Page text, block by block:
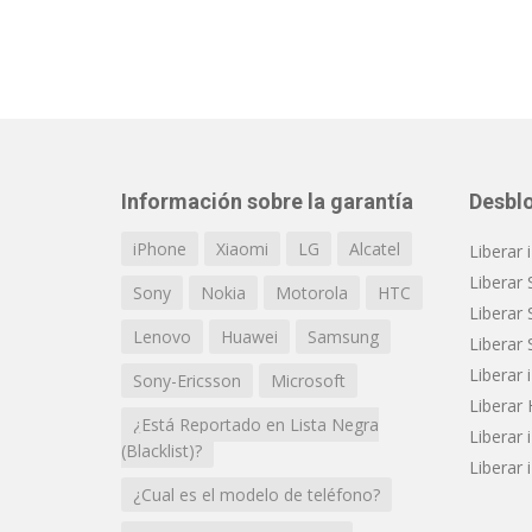
Información sobre la garantía
iPhone Xiaomi LG
Alcatel
Sony
Nokia Motorola
HTC
Lenovo
Huawei
Samsung
Sony-Ericsson
Microsoft
¿Está Reportado en Lista Negra
(Blacklist)?
¿Cual es el modelo de teléfono?
Liberar
Liberar
Liberar
Liberar
Liberar
Liberar
Liberar
Liberar